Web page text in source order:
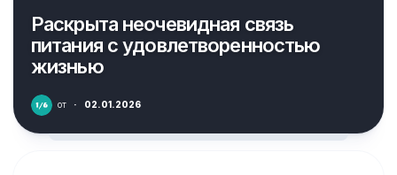
Раскрыта неочевидная связь
питания с удовлетворенностью
жизнью
от · 02.01.2026